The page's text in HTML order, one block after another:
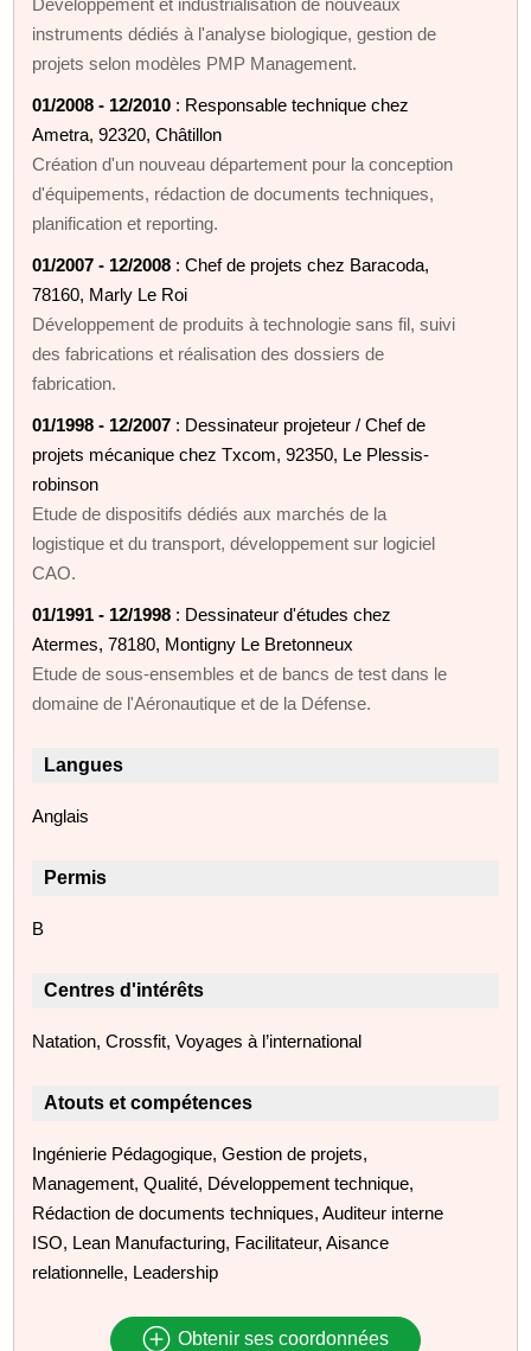
instruments dédiés à l'analyse biologique, gestion de
projets selon modèles PMP Management.
01/2008 - 12/2010 : Responsable technique chez
Ametra, 92320, Châtillon
Création d'un nouveau département pour la conception
d'équipements, rédaction de documents techniques,
planification et reporting.
01/2007 - 12/2008 : Chef de projets chez Baracoda,
78160, Marly Le Roi
Développement de produits à technologie sans fil, suivi
des fabrications et réalisation des dossiers de
fabrication.
01/1998 - 12/2007 : Dessinateur projeteur / Chef de
projets mécanique chez Txcom, 92350, Le Plessis-
robinson
Etude de dispositifs dédiés aux marchés de la
logistique et du transport, développement sur logiciel
CAO.
01/1991 - 12/1998 : Dessinateur d'études chez
Atermes, 78180, Montigny Le Bretonneux
Etude de sous-ensembles et de bancs de test dans le
domaine de l'Aéronautique et de la Défense.
Langues
Anglais
Permis
B
Centres d'intérêts
Natation, Crossfit, Voyages à l’international
Atouts et compétences
Ingénierie Pédagogique, Gestion de projets,
Management, Qualité, Développement technique,
Rédaction de documents techniques, Auditeur interne
ISO, Lean Manufacturing, Facilitateur, Aisance
relationnelle, Leadership
Obtenir ses coordonnées